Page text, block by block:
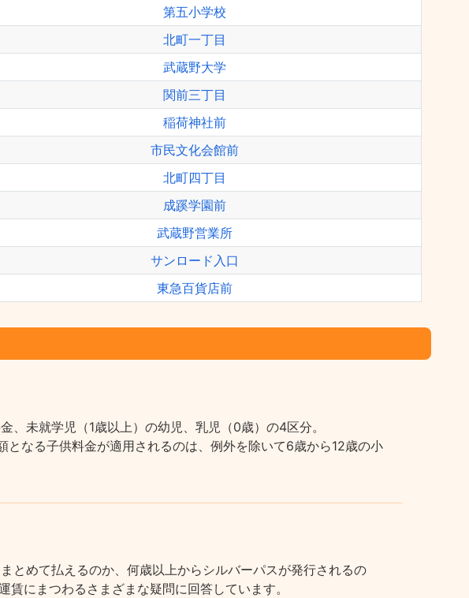
第五小学校
北町一丁目
武蔵野大学
関前三丁目
稲荷神社前
市民文化会館前
北町四丁目
成蹊学園前
武蔵野営業所
サンロード入口
東急百貨店前
未就学児（1歳以上）の幼児、乳児（0歳）の4区分。
なる子供料金が適用されるのは、例外を除いて6歳から12歳の小
とめて払えるのか、何歳以上からシルバーパスが発行されるの
にまつわるさまざまな疑問に回答しています。